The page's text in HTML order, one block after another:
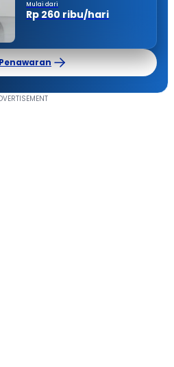
Mulai dari
Rp 260 ribu/hari